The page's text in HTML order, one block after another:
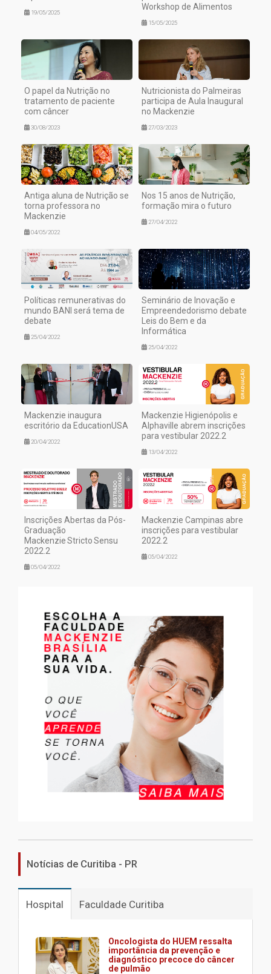
19/05/2025
Workshop de Alimentos
15/05/2025
O papel da Nutrição no
tratamento de paciente
com câncer
30/08/2023
Nutricionista do Palmeiras
participa de Aula Inaugural
no Mackenzie
27/03/2023
Antiga aluna de Nutrição se
torna professora no
Mackenzie
04/05/2022
Nos 15 anos de Nutrição,
formação mira o futuro
27/04/2022
Políticas remunerativas do
mundo BANI será tema de
debate
25/04/2022
Seminário de Inovação e
Empreendedorismo debate
Leis do Bem e da
Informática
25/04/2022
Mackenzie inaugura
escritório da EducationUSA
20/04/2022
Mackenzie Higienópolis e
Alphaville abrem inscrições
para vestibular 2022.2
13/04/2022
Inscrições Abertas da Pós-
Graduação
Mackenzie Stricto Sensu
2022.2
05/04/2022
Mackenzie Campinas abre
inscrições para vestibular
2022.2
05/04/2022
Notícias de Curitiba - PR
Hospital Faculdade Curitiba
Oncologista do HUEM ressalta
importância da prevenção e
diagnóstico precoce do câncer
de pulmão